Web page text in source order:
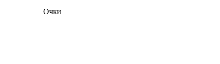
Очки